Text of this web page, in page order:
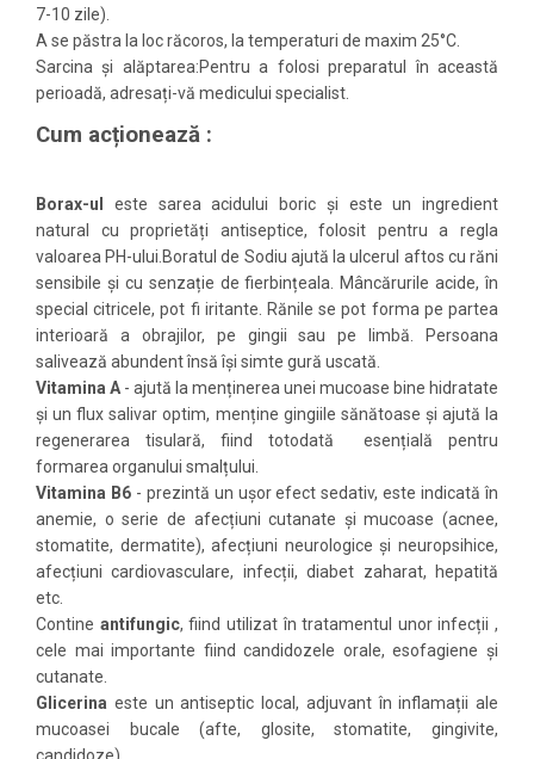
7-10 zile).
A se păstra la loc răcoros, la temperaturi de maxim 25°C.
Sarcina și alăptarea:Pentru a folosi preparatul în această
perioadă, adresați-vă medicului specialist.
Cum acționează :
Borax-ul
este sarea acidului boric și este un ingredient
natural cu proprietăți antiseptice, folosit pentru a regla
valoarea PH-ului.Boratul de Sodiu ajută la ulcerul aftos cu răni
sensibile și cu senzație de fierbințeala. Mâncărurile acide, în
special citricele, pot fi iritante. Rănile se pot forma pe partea
interioară a obrajilor, pe gingii sau pe limbă. Persoana
salivează abundent însă își simte gură uscată.
Vitamina A- ajută la menținerea unei mucoase bine hidratate
și un flux salivar optim, menține gingiile sănătoase și ajută la
regenerarea tisulară, fiind totodată esențială pentru
formarea organului smalțului.
Vitamina B6- prezintă un ușor efect sedativ, este indicată în
anemie, o serie de afecțiuni cutanate și mucoase (acnee,
stomatite, dermatite), afecțiuni neurologice și neuropsihice,
afecțiuni cardiovasculare, infecții, diabet zaharat, hepatită
etc.
Contine antifungic, fiind utilizat în tratamentul unor infecții ,
cele mai importante fiind candidozele orale, esofagiene și
cutanate.
Glicerina este un antiseptic local, adjuvant în inflamații ale
mucoasei bucale (afte, glosite, stomatite, gingivite,